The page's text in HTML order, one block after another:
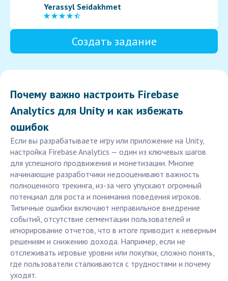
Yerassyl Seidakhmet
Создать задание
Почему важно настроить Firebase
Analytics для Unity и как избежать
ошибок
Если вы разрабатываете игру или приложение на Unity,
настройка Firebase Analytics — один из ключевых шагов
для успешного продвижения и монетизации. Многие
начинающие разработчики недооценивают важность
полноценного трекинга, из-за чего упускают огромный
потенциал для роста и понимания поведения игроков.
Типичные ошибки включают неправильное внедрение
событий, отсутствие сегментации пользователей и
игнорирование отчетов, что в итоге приводит к неверным
решениям и снижению дохода. Например, если не
отслеживать игровые уровни или покупки, сложно понять,
где пользователи сталкиваются с трудностями и почему
уходят.